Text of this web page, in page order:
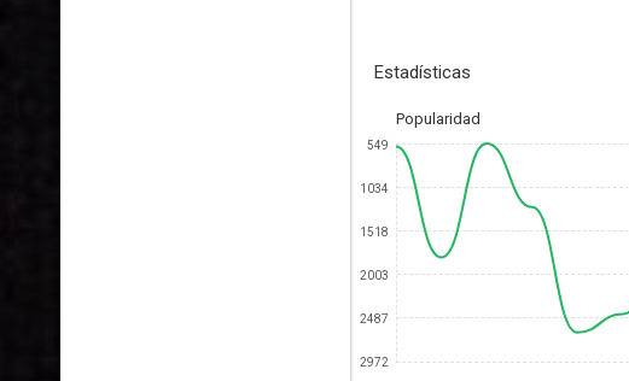
Estadísticas
Popularidad
549
1034
1518
2003
2487
2972